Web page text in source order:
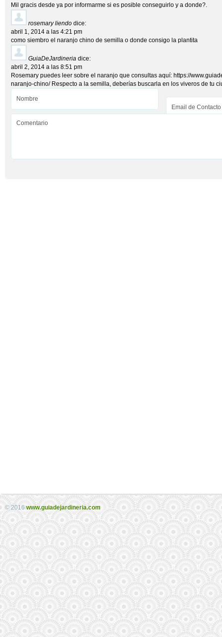
Mil gracis desde ya por informarme si es posible conseguirlo y a donde?.
rosemary liendo dice:
abril 1, 2014 a las 4:21 pm
como siembro el naranjo chino de semilla o donde consigo la plantita
GuiaDeJardineria dice:
abril 2, 2014 a las 8:51 pm
Rosemary puedes leer sobre el naranjo que consultas aquí: https://
naranjo-chino/Respecto a la semilla, deberías buscarla en los viveros de tu
© 2016 www.guiadejardineria.com